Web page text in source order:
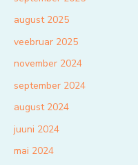
august 2025
veebruar 2025
november 2024
september 2024
august 2024
juuni 2024
mai 2024